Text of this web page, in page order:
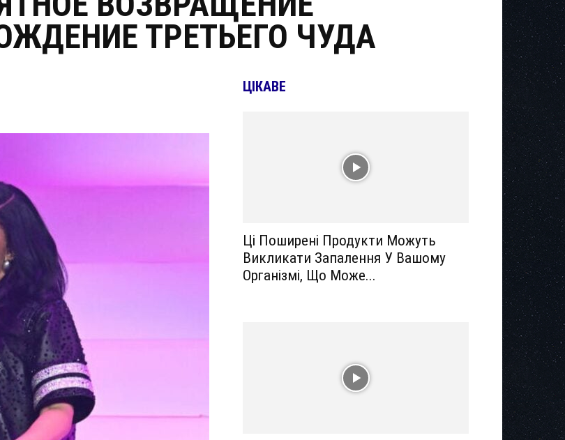
ТРЕТЬЕГО ЧУДА
ЦІКАВЕ
Ці Поширені Продукти Можуть
Викликати Запалення У Вашому
Організмі, Що Може...